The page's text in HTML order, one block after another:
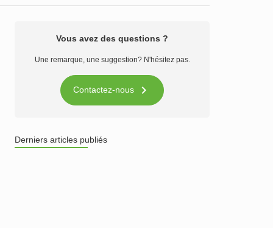
Vous avez des questions ?
Une remarque, une suggestion? N'hésitez pas.
Contactez-nous 
Derniers articles publiés